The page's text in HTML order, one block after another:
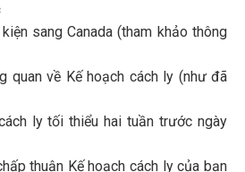
sang Canada (tham khảo thông
quan về Kế hoạch cách ly (như đã
ly tối thiểu hai tuần trước ngày
thuận Kế hoạch cách ly của bạn